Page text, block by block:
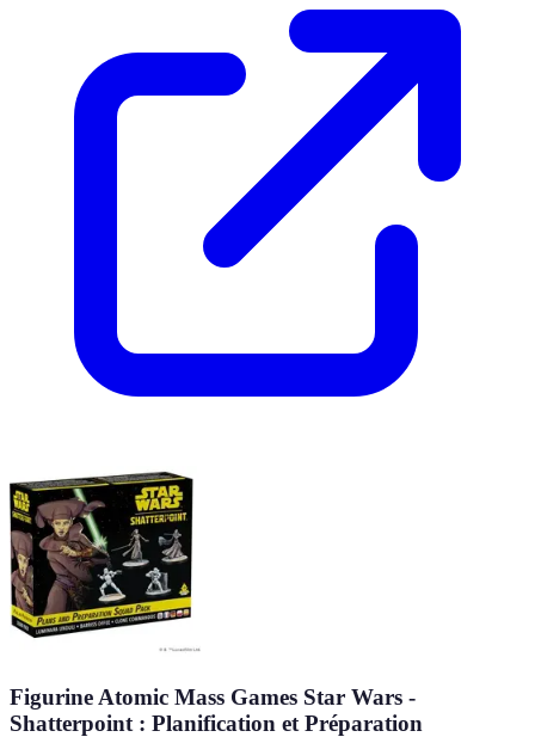
Figurine Atomic Mass Games Star Wars -
Shatterpoint : Planification et Préparation